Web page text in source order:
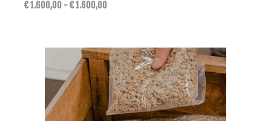
€1.600,00 -€1.600,00